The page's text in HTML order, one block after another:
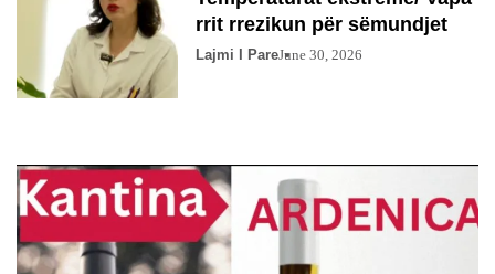
rrit rrezikun për sëmundjet
Lajmi I PareJune 30, 2026